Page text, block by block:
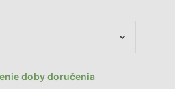
doby doručenia